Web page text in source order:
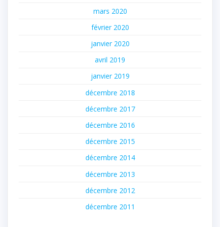
mars 2020
février 2020
janvier 2020
avril 2019
janvier 2019
décembre 2018
décembre 2017
décembre 2016
décembre 2015
décembre 2014
décembre 2013
décembre 2012
décembre 2011